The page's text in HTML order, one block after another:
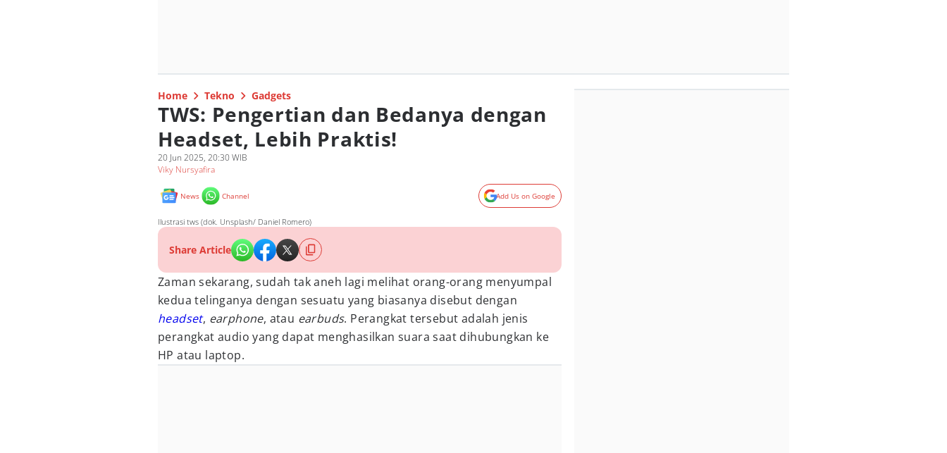
Home Tekno Gadgets
TWS: Pengertian dan Bedanya dengan
Headset, Lebih Praktis!
20 Jun 2025, 20:30 WIB
Viky Nursyafira
News Channel Add Us on Google
Ilustrasi tws (dok. Unsplash/ Daniel Romero)
Share Article
Zaman sekarang, sudah tak aneh lagi melihat orang-orang menyumpal
kedua telinganya dengan sesuatu yang biasanya disebut dengan
headset, earphone, atau earbuds. Perangkat tersebut adalah jenis
perangkat audio yang dapat menghasilkan suara saat dihubungkan ke
HP atau laptop.